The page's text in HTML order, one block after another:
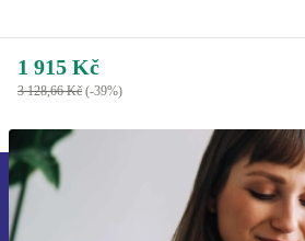
1 915 Kč
3 128,66 Kč (-39%)
Přihlas se k odběru
ušetři 400 Kč!